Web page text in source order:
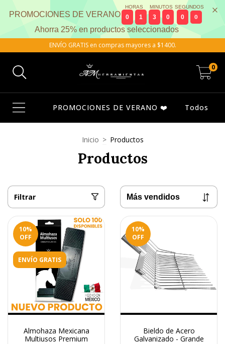
PROMOCIONES DE VERANO
HORAS
0 1
MINUTOS
2 9
SEGUNDOS
5 9
Ahorra 25% en productos seleccionados
ENVÍO GRATIS en compras mayores a $1400.
0
PROMOCIONES DE VERANO ❤️ Todos
Inicio > Productos
Productos
Filtrar
10%
OFF
ENVÍO GRATIS
Almohaza Mexicana
Multiusos Premium
10%
OFF
Bieldo de Acero
Galvanizado - Grande